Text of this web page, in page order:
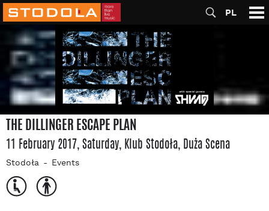
PL
THE DILLINGER ESCAPE PLAN
11 February 2017, Saturday, Klub Stodoła, Duża Scena
Stodoła Events